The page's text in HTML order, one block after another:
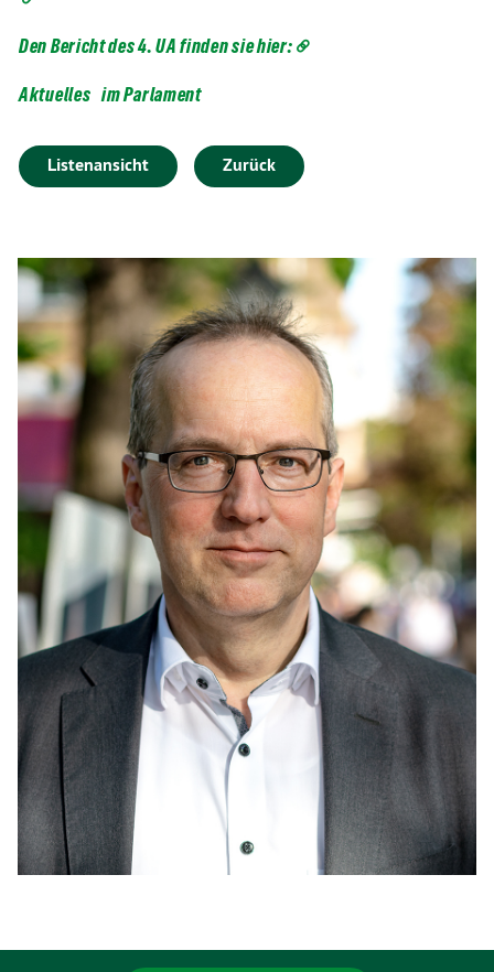
Den Bericht des 4. UA finden sie hier:
Aktuelles im Parlament
Listenansicht Zurück